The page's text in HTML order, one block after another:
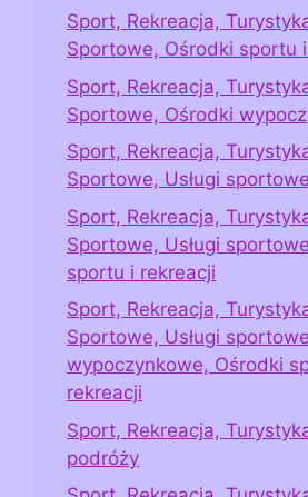
Sport, Rekreacja,
Sportowe, Ośrodki sportu
Sport, Rekreacja,
Sportowe, Ośrodki
Sport, Rekreacja,
Sportowe, Usługi sportowe
Sport, Rekreacja,
Sportowe, Usługi
sportu i rekreacji
Sport, Rekreacja,
Sportowe, Usługi
wypoczynkowe, Ośrodki
rekreacji
Sport, Rekreacja,
podróży